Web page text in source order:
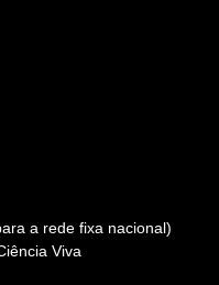
a rede fixa nacional)
Viva